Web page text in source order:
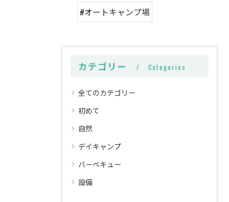
#オートキャンプ場
カテゴリー Categories
全てのカテゴリー
初めて
自然
デイキャンプ
バーベキュー
設備